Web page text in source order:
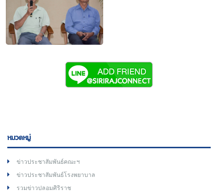
หมวดหมู่
ข่าวประชาสัมพันธ์คณะฯ
ข่าวประชาสัมพันธ์โรงพยาบาล
รวมข่าวปลอมศิริราช